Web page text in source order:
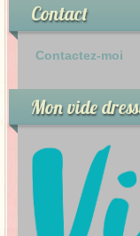
Contact
Contactez-moi
Mon vide